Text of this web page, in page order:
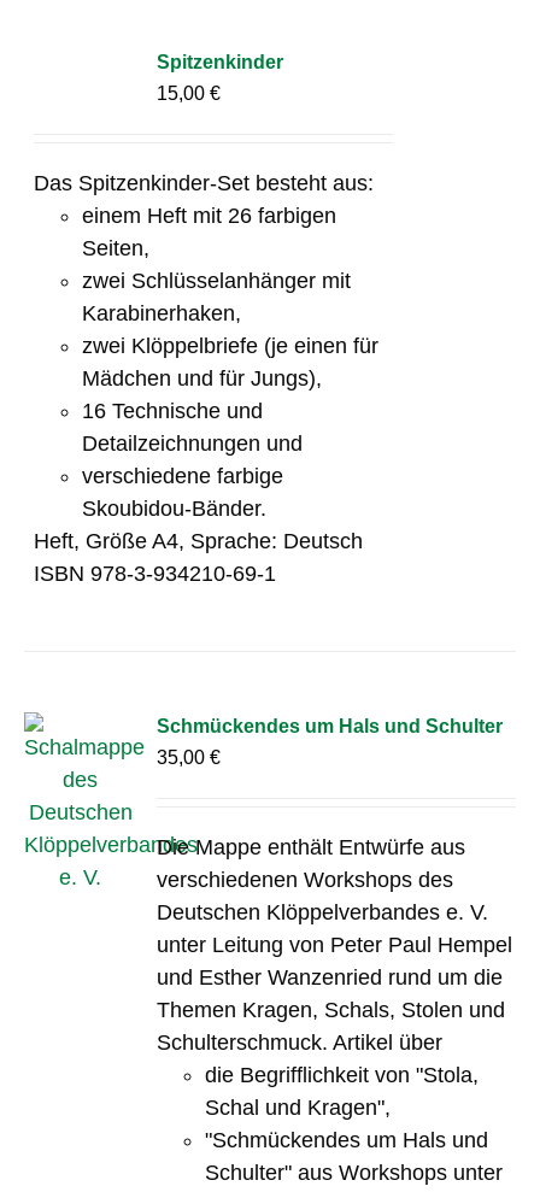
Spitzenkinder
15,00€
Das Spitzenkinder-Set besteht aus:
einem Heft mit 26 farbigen
Seiten,
zwei Schlüsselanhänger mit
Karabinerhaken,
zwei Klöppelbriefe (je einen für
Mädchen und für Jungs),
16 Technische und
Detailzeichnungen und
verschiedene farbige
Skoubidou-Bänder.
Heft, Größe A4, Sprache: Deutsch
ISBN 978-3-934210-69-1
Schmückendes um Hals und Schulter
35,00€
Die Mappe enthält Entwürfe aus
verschiedenen Workshops des
Deutschen Klöppelverbandes e. V.
unter Leitung von Peter Paul Hempel
und Esther Wanzenried rund um die
Themen Kragen, Schals, Stolen und
Schulterschmuck. Artikel über
die Begrifflichkeit von "Stola,
Schal und Kragen",
"Schmückendes um Hals und
Schulter" aus Workshops unter